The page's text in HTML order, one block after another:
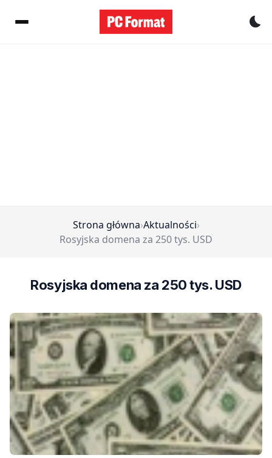
Strona główna›Aktualności›
Rosyjska domena za 250 tys. USD
Rosyjska domena za 250 tys. USD